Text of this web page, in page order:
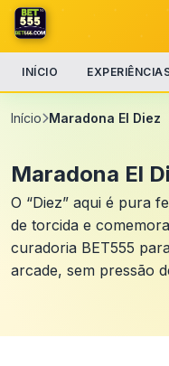
INÍCIO
Início Maradona El Diez
Maradona El
O “Diez” aqui é pura
de torcida e
curadoria BET555
arcade, sem pressão